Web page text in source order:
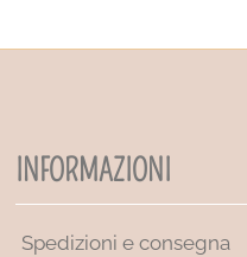
INFORMAZIONI
Spedizioni e consegna